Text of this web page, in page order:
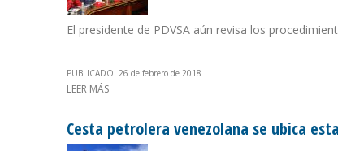
El presidente de PDVSA aún revisa los
PUBLICADO: 26 de febrero de 2018
LEER MÁS
Cesta petrolera venezolana se ubica